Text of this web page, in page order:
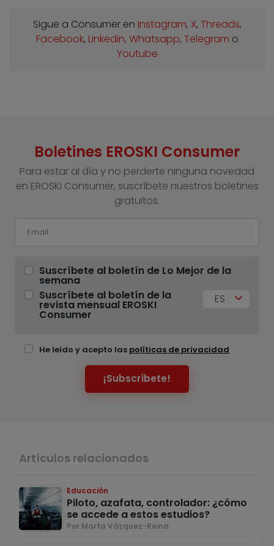
Sigue a Consumer en Instagram, X, Threads,
Facebook, Linkedin, Whatsapp, Telegram o
Youtube
Boletines EROSKI Consumer
Para estar al día y no perderte ninguna novedad
en EROSKI Consumer, suscríbete nuestros boletines
gratuitos.
Suscríbete al boletín de Lo Mejor de la
semana
Suscríbete al boletín de la
revista mensual EROSKI
Consumer
ES
He leído y acepto las políticas de privacidad
¡Subscríbete!
Artículos relacionados
Educación
Piloto, azafata, controlador: ¿cómo
se accede a estos estudios?
Por Marta Vázquez-Reina